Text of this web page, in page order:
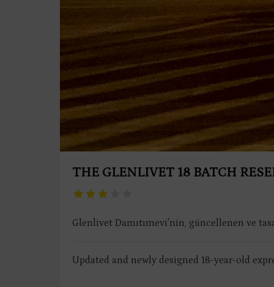
THE GLENLIVET 18 BATCH
Glenlivet Damıtımevi'nin, güncellenen ve
Updated and newly designed 18-year-old